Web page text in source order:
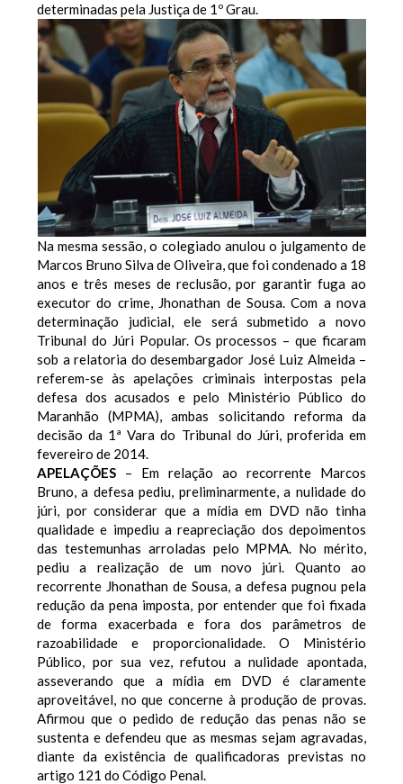
determinadas pela Justiça de 1º Grau.
Na mesma sessão, o colegiado anulou o julgamento de
Marcos Bruno Silva de Oliveira, que foi condenado a 18
anos e três meses de reclusão, por garantir fuga ao
executor do crime, Jhonathan de Sousa. Com a nova
determinação judicial, ele será submetido a novo
Tribunal do Júri Popular. Os processos – que ficaram
sob a relatoria do desembargador José Luiz Almeida –
referem-se às apelações criminais interpostas pela
defesa dos acusados e pelo Ministério Público do
Maranhão (MPMA), ambas solicitando reforma da
decisão da 1ª Vara do Tribunal do Júri, proferida em
fevereiro de 2014.
APELAÇÕES – Em relação ao recorrente Marcos
Bruno, a defesa pediu, preliminarmente, a nulidade do
júri, por considerar que a mídia em DVD não tinha
qualidade e impediu a reapreciação dos depoimentos
das testemunhas arroladas pelo MPMA. No mérito,
pediu a realização de um novo júri. Quanto ao
recorrente Jhonathan de Sousa, a defesa pugnou pela
redução da pena imposta, por entender que foi fixada
de forma exacerbada e fora dos parâmetros de
razoabilidade e proporcionalidade. O Ministério
Público, por sua vez, refutou a nulidade apontada,
asseverando que a mídia em DVD é claramente
aproveitável, no que concerne à produção de provas.
Afirmou que o pedido de redução das penas não se
sustenta e defendeu que as mesmas sejam agravadas,
diante da existência de qualificadoras previstas no
artigo 121 do Código Penal.